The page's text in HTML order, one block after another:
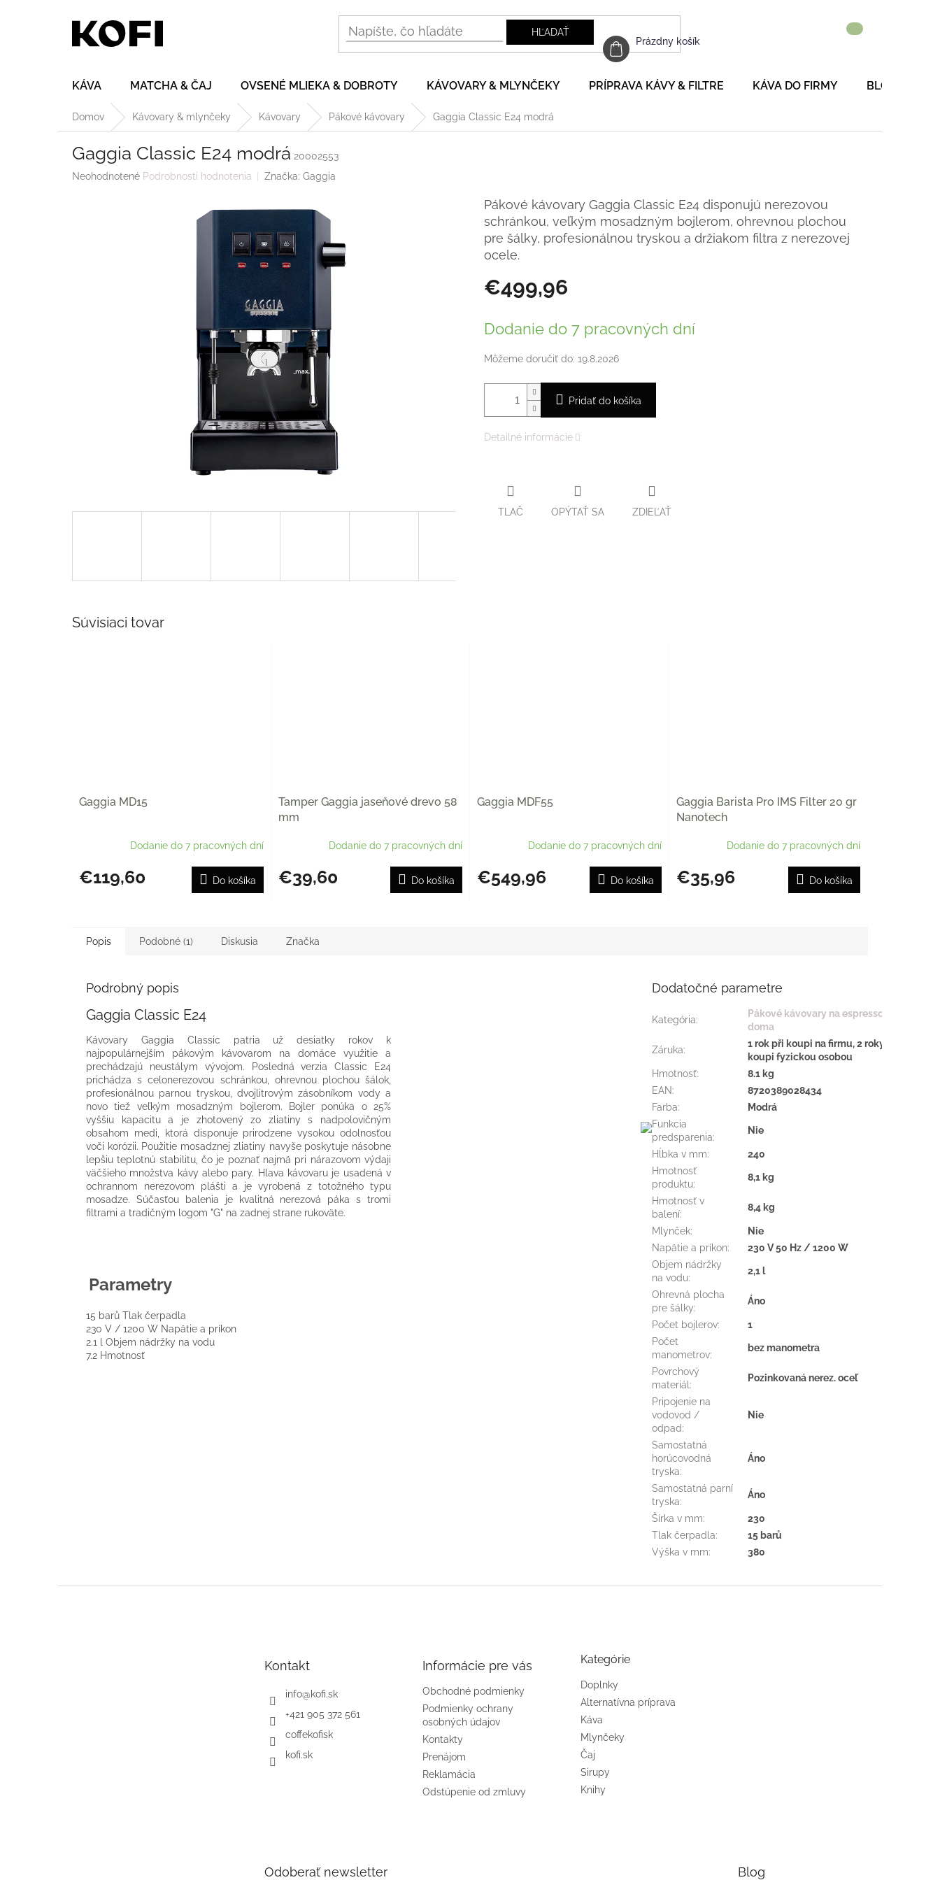
HĽADAŤ
NÁKUPNÝ
KOŠÍK
Prázdny košík
KÁVA MATCHA & ČAJ OVSENÉ MLIEKA & DOBROTY KÁVOVARY & MLYNČEKY PRÍPRAVA KÁVY & FILTRE KÁVA DO FIRMY BLOG
Domov Kávovary & mlynčeky Kávovary Pákové kávovary Gaggia Classic E24 modrá
Gaggia Classic E24 modrá 20002553
Priemerné
Neohodnotené Podrobnosti hodnotenia Značka: Gaggia
€499,96
cena:
Dodanie do 7 pracovných dní
Môžeme doručiť do: 19.8.2026
Pridať do košíka
Pákové kávovary Gaggia Classic E24 disponujú nerezovou
schránkou, veľkým mosadzným bojlerom, ohrevnou plochou
pre šálky, profesionálnou tryskou a držiakom filtra z nerezovej
ocele.
Detailné informácie
TLAČ OPÝTAŤ SA ZDIEĽAŤ
Súvisiaci tovar
Gaggia MD15
Dodanie do 7 pracovných dní
€119,60 Do košíka
Tamper Gaggia jaseňové drevo 58
mm
Dodanie do 7 pracovných dní
€39,60 Do košíka
Gaggia MDF55
Dodanie do 7 pracovných dní
€549,96 Do košíka
Gaggia Barista Pro IMS Filter 20 gr
Nanotech
Dodanie do 7 pracovných dní
€35,96 Do košíka
Popis Podobné (1) Diskusia Značka
Podrobný popis
Gaggia Classic E24
Kávovary Gaggia Classic patria už desiatky rokov k
najpopulárnejším pákovým kávovarom na domáce využitie a
prechádzajú neustálym vývojom. Posledná verzia Classic E24
prichádza s celonerezovou schránkou, ohrevnou plochou šálok,
profesionálnou parnou tryskou, dvojlitrovým zásobníkom vody a
novo tiež veľkým mosadzným bojlerom. Bojler ponúka o 25%
vyššiu kapacitu a je zhotovený zo zliatiny s nadpolovičným
obsahom medi, ktorá disponuje prirodzene vysokou odolnosťou
voči korózii. Použitie mosadznej zliatiny navyše poskytuje násobne
lepšiu teplotnú stabilitu, čo je poznať najmä pri nárazovom výdaji
väčšieho množstva kávy alebo pary. Hlava kávovaru je usadená v
ochrannom nerezovom plášti a je vyrobená z totožného typu
mosadze. Súčasťou balenia je kvalitná nerezová páka s tromi
filtrami a tradičným logom "G" na zadnej strane rukoväte.
Parametry
15 barů Tlak čerpadla
230 V / 1200 W Napätie a príkon
2.1 l Objem nádržky na vodu
7.2 Hmotnosť
Dodatočné parametre
Kategória:
Pákové kávovary na espresso
doma
Záruka:
1 rok při koupi na firmu, 2 roky při
koupi fyzickou osobou
Hmotnosť:
8.1 kg
EAN:
8720389028434
Farba:
Modrá
Funkcia
predsparenia:
Nie
Hĺbka v mm:
240
Hmotnosť
produktu:
8,1 kg
Hmotnosť v
balení:
8,4 kg
Mlynček:
Nie
Napätie a príkon:
230 V 50 Hz / 1200 W
Objem nádržky
na vodu:
2,1 l
Ohrevná plocha
pre šálky:
Áno
Počet bojlerov:
1
Počet
manometrov:
bez manometra
Povrchový
materiál :
Pozinkovaná nerez. oceľ
Pripojenie na
vodovod /
odpad:
Nie
Samostatná
horúcovodná
tryska:
Áno
Samostatná parní
tryska:
Áno
Šírka v mm:
230
Tlak čerpadla:
15 barů
Výška v mm: 380
Kontakt
info@kofi.sk
+421 905 372 561
coffekofisk
kofi.sk
Informácie pre vás
Obchodné podmienky
Podmienky ochrany
osobných údajov
Kontakty
Prenájom
Reklamácia
Odstúpenie od zmluvy
Kategórie
Doplnky
Alternatívna príprava
Káva
Mlynčeky
Čaj
Sirupy
Knihy
Odoberať newsletter Blog